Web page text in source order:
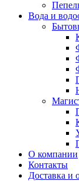
Вода и
О компании
Контакты
Доставка и